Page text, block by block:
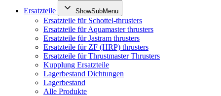
Ersatzteile
ShowSubMenu
Ersatzteile für Schottel-thrusters
Ersatzteile für Aquamaster thrusters
Ersatzteile für Jastram thrusters
Ersatzteile für ZF (HRP) thrusters
Ersatzteile für Thrustmaster Thrusters
Kupplung Ersatzteile
Lagerbestand Dichtungen
Lagerbestand
Alle Produkte